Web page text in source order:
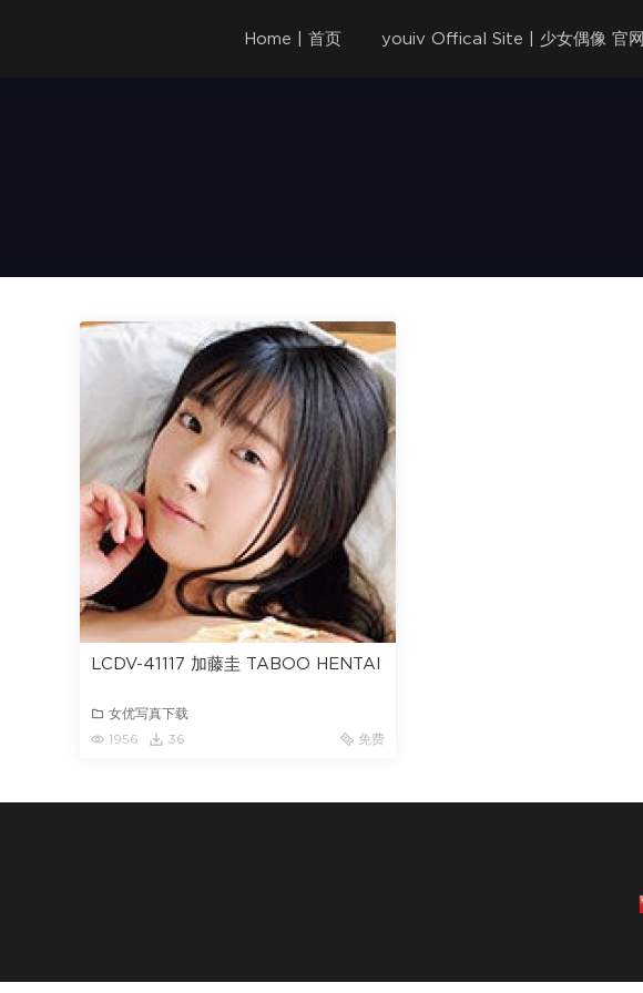
Home | 首页 youiv Offical Site | 少女偶像 官网
LCDV-41117 加藤圭 TABOO HENTAI
女优写真下载
1956
36 免费